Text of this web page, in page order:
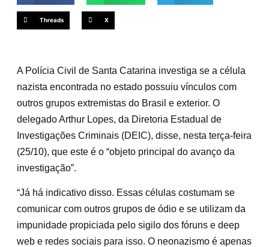
Threads X
A Polícia Civil de Santa Catarina investiga se a célula
nazista encontrada no estado possuiu vínculos com
outros grupos extremistas do Brasil e exterior. O
delegado Arthur Lopes, da Diretoria Estadual de
Investigações Criminais (DEIC), disse, nesta terça-feira
(25/10), que este é o “objeto principal do avanço da
investigação”.
“Já há indicativo disso. Essas células costumam se
comunicar com outros grupos de ódio e se utilizam da
impunidade propiciada pelo sigilo dos fóruns e deep
web e redes sociais para isso. O neonazismo é apenas